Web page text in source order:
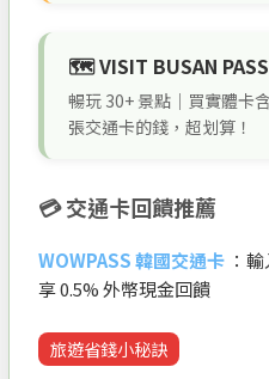
🗺️ VISIT BUSAN
暢玩 30+ 景點｜買實體卡
張交通卡的錢，超划算！
💳 交通卡回饋推薦
WOWPASS 韓國交通卡 ：
享 0.5% 外幣現金回饋
旅遊省錢小秘訣